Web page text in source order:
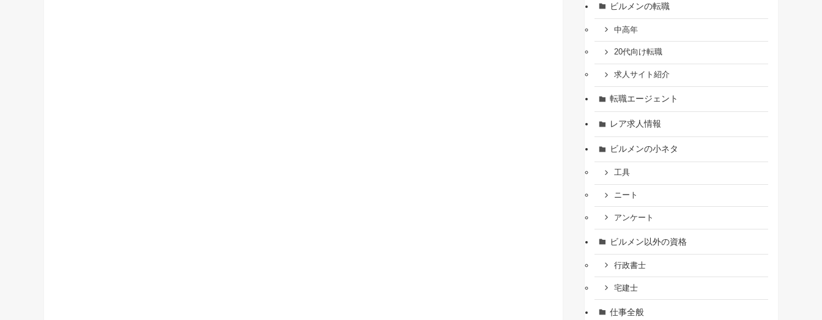
ビルメンの転職
中高年
20代向け転職
求人サイト紹介
転職エージェント
レア求人情報
ビルメンの小ネタ
工具
ニート
アンケート
ビルメン以外の資格
行政書士
宅建士
仕事全般